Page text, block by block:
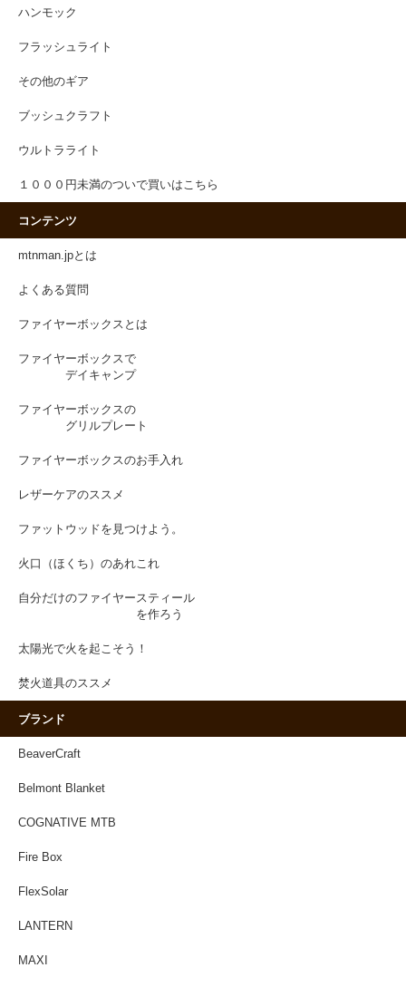
ハンモック
フラッシュライト
その他のギア
ブッシュクラフト
ウルトラライト
１０００円未満のついで買いはこちら
コンテンツ
mtnman.jpとは
よくある質問
ファイヤーボックスとは
ファイヤーボックスで
デイキャンプ
ファイヤーボックスの
グリルプレート
ファイヤーボックスのお手入れ
レザーケアのススメ
ファットウッドを見つけよう。
火口（ほくち）のあれこれ
自分だけのファイヤースティール
を作ろう
太陽光で火を起こそう！
焚火道具のススメ
ブランド
BeaverCraft
Belmont Blanket
COGNATIVE MTB
Fire Box
FlexSolar
LANTERN
MAXI